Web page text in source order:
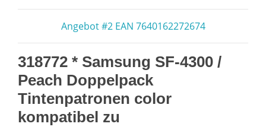
Angebot #2 EAN 7640162272674
318772 * Samsung SF-4300 /
Peach Doppelpack
Tintenpatronen color
kompatibel zu